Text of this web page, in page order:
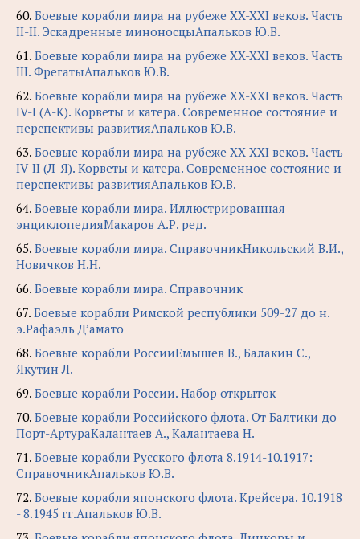
60. Боевые корабли мира на рубеже XX-XXI веков. Часть
II-II. Эскадренные миноносцыАпальков Ю.В.
61. Боевые корабли мира на рубеже XX-XXI веков. Часть
III. ФрегатыАпальков Ю.В.
62. Боевые корабли мира на рубеже XX-XXI веков. Часть
IV-I (А-К). Корветы и катера. Современное состояние и
перспективы развитияАпальков Ю.В.
63. Боевые корабли мира на рубеже XX-XXI веков. Часть
IV-II (Л-Я). Корветы и катера. Современное состояние и
перспективы развитияАпальков Ю.В.
64. Боевые корабли мира. Иллюстрированная
энциклопедияМакаров А.Р. ред.
65. Боевые корабли мира. СправочникНикольский В.И.,
Новичков Н.Н.
66. Боевые корабли мира. Справочник
67. Боевые корабли Римской республики 509-27 до н.
э.Рафаэль Д’амато
68. Боевые корабли РоссииЕмышев В., Балакин С.,
Якутин Л.
69. Боевые корабли России. Набор открыток
70. Боевые корабли Российского флота. От Балтики до
Порт-АртураКалантаев А., Калантаева Н.
71. Боевые корабли Русского флота 8.1914-10.1917:
СправочникАпальков Ю.В.
72. Боевые корабли японского флота. Крейсера. 10.1918
- 8.1945 гг.Апальков Ю.В.